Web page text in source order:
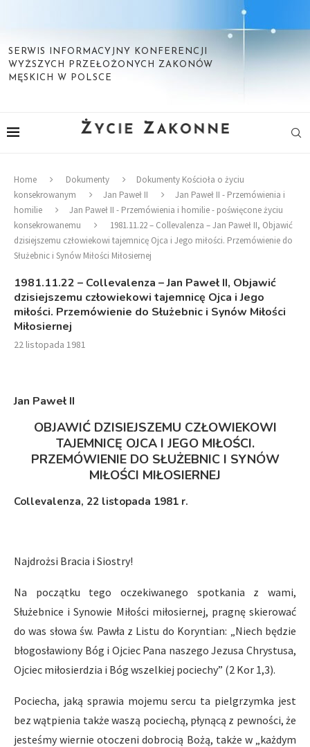
SERWIS INFORMACYJNY KONFERENCJI
WYŻSZYCH PRZEŁOŻONYCH ZAKONÓW
MĘSKICH W POLSCE
Home Dokumenty
Dokumenty Kościoła o życiu
konsekrowanym
Jan Paweł II
Jan Paweł II - Przemówienia i
homilie
Jan Paweł II - Przemówienia i homilie - poświęcone życiu
konsekrowanemu
1981.11.22 – Collevalenza – Jan Paweł II, Objawić
dzisiejszemu człowiekowi tajemnicę Ojca i Jego miłości. Przemówienie do
Służebnic i Synów Miłości Miłosiernej
1981.11.22 – Collevalenza – Jan Paweł II, Objawić
dzisiejszemu człowiekowi tajemnicę Ojca i Jego
miłości. Przemówienie do Służebnic i Synów Miłości
Miłosiernej
22 listopada 1981
Jan Paweł II
OBJAWIĆ DZISIEJSZEMU CZŁOWIEKOWI
TAJEMNICĘ OJCA I JEGO MIŁOŚCI.
PRZEMÓWIENIE DO SŁUŻEBNIC I SYNÓW
MIŁOŚCI MIŁOSIERNEJ
Collevalenza, 22 listopada 1981 r.
Najdrożsi Bracia i Siostry!
Na początku tego oczekiwanego spotkania z wami,
Służebnice i Synowie Miłości miłosiernej, pragnę skierować
do was słowa św. Pawła z Listu do Koryntian: „Niech będzie
błogosławiony Bóg i Ojciec Pana naszego Jezusa Chrystusa,
Ojciec miłosierdzia i Bóg wszelkiej pociechy” (2 Kor 1,3).
Pociecha, jaką sprawia mojemu sercu ta pielgrzymka jest
bez wątpienia także waszą pociechą, płynącą z pewności, że
jesteśmy wiernie otoczeni dobrocią Bożą, także w „każdym